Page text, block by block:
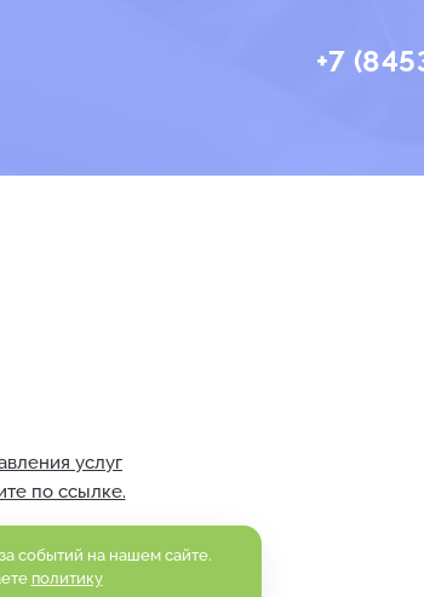
+7
услуг
по ссылке.
событий на нашем сайте.
политику